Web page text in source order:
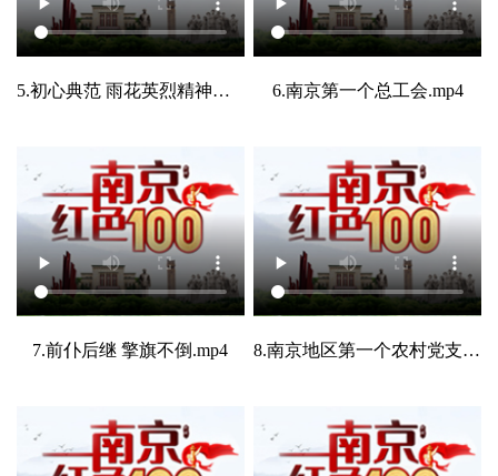
5.初心典范 雨花英烈精神永励后人.mp4 6.南京第一个总工会.mp4
7.前仆后继 擎旗不倒.mp4 8.南京地区第一个农村党支部.mp4